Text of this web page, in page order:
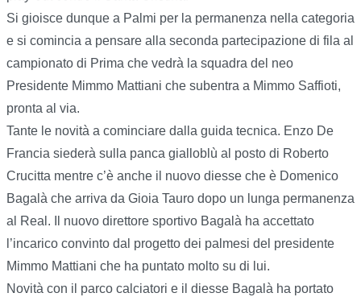
Si gioisce dunque a Palmi per la permanenza nella categoria
e si comincia a pensare alla seconda partecipazione di fila al
campionato di Prima che vedrà la squadra del neo
Presidente Mimmo Mattiani che subentra a Mimmo Saffioti,
pronta al via.
Tante le novità a cominciare dalla guida tecnica. Enzo De
Francia siederà sulla panca gialloblù al posto di Roberto
Crucitta mentre c’è anche il nuovo diesse che è Domenico
Bagalà che arriva da Gioia Tauro dopo un lunga permanenza
al Real. Il nuovo direttore sportivo Bagalà ha accettato
l’incarico convinto dal progetto dei palmesi del presidente
Mimmo Mattiani che ha puntato molto su di lui.
Novità con il parco calciatori e il diesse Bagalà ha portato